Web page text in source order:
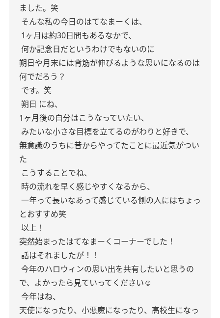
ました。笑
そんな私の今日のはてなまーくは、
1ヶ月は約30日間もあるなかで、
何か記念日だというわけでもないのに
朔日や月末には背筋が伸びるような思いになるのは
何でだろう？
です。笑
朔日 にね、
1ヶ月後の自分はこうなっていたい、
みたいな小さな目標を立てるのがわりと好きで、
無意識のうちに昔からやってたことに最近気がつい
た
こうすることでね、
時の流れを早く感じやすくなるから、
一年って長いなあって感じている側の人にはちょっ
とおすすめ笑
以上！
突然始まったはてなまーくコーナーでした！
話はそれましたが！！
今年のハロウィンの思い出を共有したいと思うの
で、よかったら見ていってください☺︎
今年はね、
天使になったり、小悪魔になったり、高校生になっ